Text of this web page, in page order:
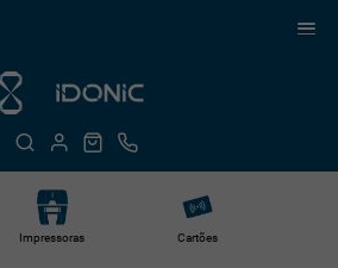
Impressoras Cartões